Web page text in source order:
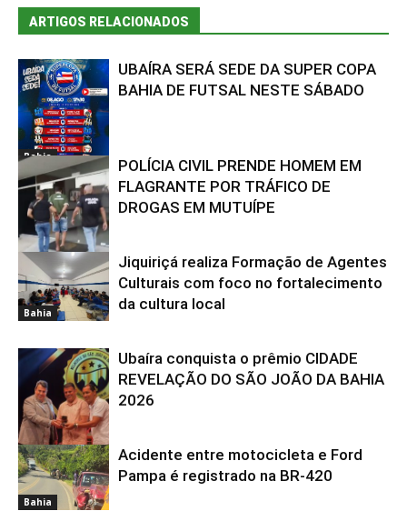
ARTIGOS RELACIONADOS
Bahia
UBAÍRA SERÁ SEDE DA SUPER COPA
BAHIA DE FUTSAL NESTE SÁBADO
Bahia
POLÍCIA CIVIL PRENDE HOMEM EM
FLAGRANTE POR TRÁFICO DE
DROGAS EM MUTUÍPE
Bahia
Jiquiriçá realiza Formação de Agentes
Culturais com foco no fortalecimento
da cultura local
Bahia
Ubaíra conquista o prêmio CIDADE
REVELAÇÃO DO SÃO JOÃO DA BAHIA
2026
Bahia
Acidente entre motocicleta e Ford
Pampa é registrado na BR-420